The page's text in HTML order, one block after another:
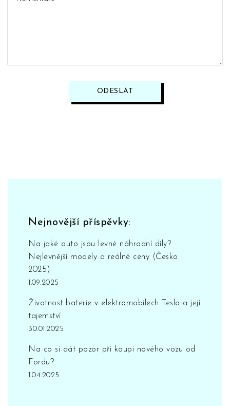
ODESLAT
Nejnovější příspěvky:
Na jaké auto jsou levné náhradní díly?
Nejlevnější modely a reálné ceny (Česko
2025)
1.09.2025
Životnost baterie v elektromobilech Tesla a její
tajemství
30.01.2025
Na co si dát pozor při koupi nového vozu od
Fordu?
1.04.2025